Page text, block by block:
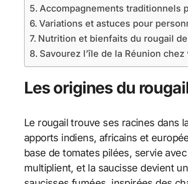
Accompagnements traditionnels
Variations et astuces pour
Nutrition et bienfaits du rougail
Savourez l’île de la Réunion chez
Les origines du
Le rougail trouve ses racines dans
apports indiens, africains et
base de tomates pilées, servie
multiplient, et la saucisse devient